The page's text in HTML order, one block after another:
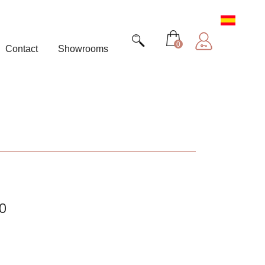
Contact Showrooms 0